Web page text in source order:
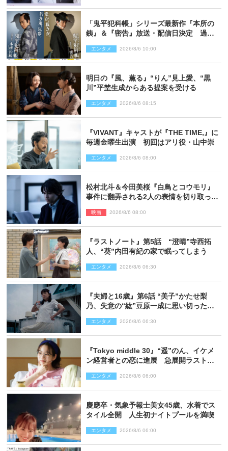
「鬼平犯科帳」シリーズ最新作『本所の
銕』＆『密告』放送・配信日決定 過去
エンタメ 2026/8/6 10:00
明日の『風、薫る』“りん”見上愛、“黒
川”平埜生成からある提案を受ける
エンタメ 2026/8/6 08:15
『VIVANT』キャストが『THE TIME,』に
毎週金曜生出演 初回はアリ役・山中崇
エンタメ 2026/8/6 08:00
松村北斗＆今田美桜『白鳥とコウモリ』
事件に翻弄される2人の表情を切り取った
映画 2026/8/6 08:00
『ラストノート』第5話 “澄晴”寺西拓
人、“葵”内田有紀の家で眠ってしまう
エンタメ 2026/8/6 06:30
『夫婦と16歳』第6話 “美子”かたせ梨
乃、失意の“紘”豆原一成に思い切ったプ
エンタメ 2026/8/6 06:30
『Tokyo middle 30』“遥”のん、イケメ
ン経営者との恋に進展 急展開ラストに
エンタメ 2026/8/6 06:00
慶應卒・気象予報士美女45歳、水着でス
タイル全開 人生初ナイトプールを満喫
エンタメ 2026/8/6 06:00